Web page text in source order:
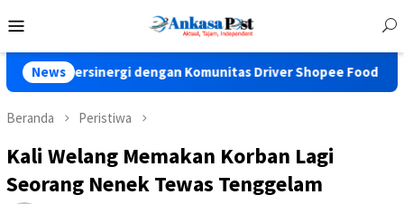
ke
Mobile
News
dengan Komunitas Driver Shopee Food Dari
Beranda Peristiwa
Kali Welang Memakan Korban Lagi
Seorang Nenek Tewas Tenggelam